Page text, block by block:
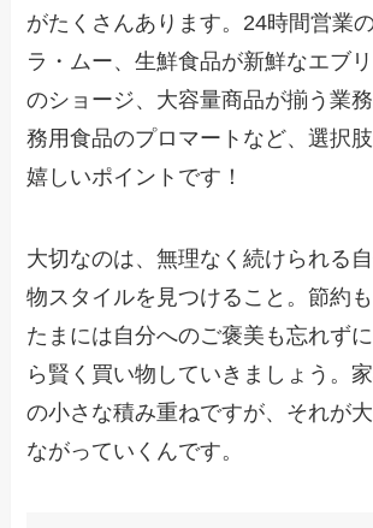
がたくさんあります。24時間営業
ラ・ムー、生鮮食品が新鮮なエブ
のショージ、大容量商品が揃う業
務用食品のプロマートなど、選択
嬉しいポイントです！
大切なのは、無理なく続けられる
物スタイルを見つけること。節約も
たまには自分へのご褒美も忘れず
ら賢く買い物していきましょう。
の小さな積み重ねですが、それが
ながっていくんです。